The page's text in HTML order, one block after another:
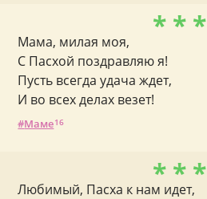
* * *
Мама, милая моя,
С Пасхой поздравляю я!
Пусть всегда удача ждет,
И во всех делах везет!
Маме16
* * *
Любимый, Пасха к нам идет,